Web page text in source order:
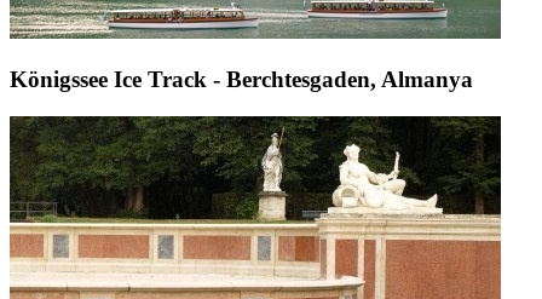
Königssee Ice Track - Berchtesgaden, Almanya